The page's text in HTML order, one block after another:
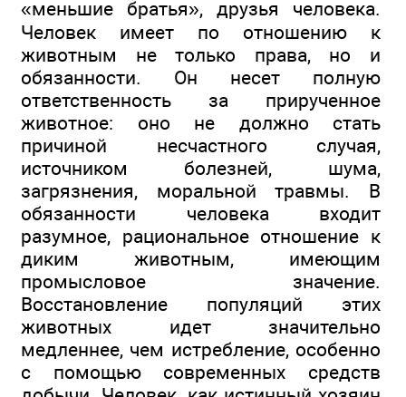
«меньшие братья», друзья человека.
Человек имеет по отношению к
животным не только права, но и
обязанности. Он несет полную
ответственность за прирученное
животное: оно не должно стать
причиной несчастного случая,
источником болезней, шума,
загрязнения, моральной травмы. В
обязанности человека входит
разумное, рациональное отношение к
диким животным, имеющим
промысловое значение.
Восстановление популяций этих
животных идет значительно
медленнее, чем истребление, особенно
с помощью современных средств